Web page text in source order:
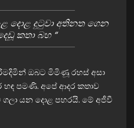
දොළ දුටුවා අතිනත ගෙන
කතා බහ “
ඔබට මිමිණූ රහස් අසා
පමණි. අපේ ආදර කතාව
යන දොළ පහරයි. මේ අජීවී